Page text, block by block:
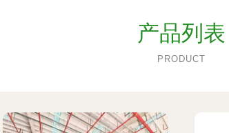
产品列表
PRODUCT